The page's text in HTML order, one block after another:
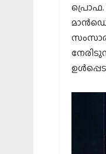
പ്രൊഫ.